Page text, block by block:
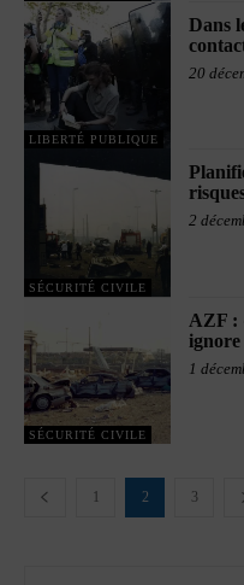
LIBERTÉ PUBLIQUE
Dans
20
SÉCURITÉ CIVILE
2
SÉCURITÉ CIVILE
AZF :
1
2 3